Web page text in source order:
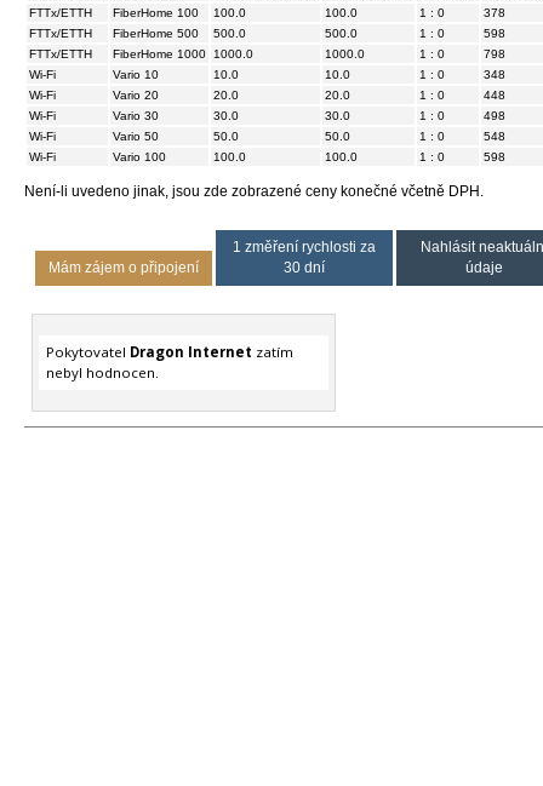
FTTx/ETTH
FiberHome 100 100.0 100.0 1 : 0
378
FTTx/ETTH
FiberHome 500 500.0 500.0 1 : 0
598
FTTx/ETTH
FiberHome 1000 1000.0 1000.0 1 : 0
798
Wi-Fi
Vario 10 10.0 10.0 1 : 0
348
Wi-Fi
Vario 20 20.0 20.0 1 : 0
448
Wi-Fi
Vario 30 30.0 30.0 1 : 0
498
Wi-Fi
Vario 50 50.0 50.0 1 : 0
548
Wi-Fi
Vario 100 100.0 100.0 1 : 0 598
Není-li uvedeno jinak, jsou zde zobrazené ceny konečné včetně DPH.
Mám zájem o připojení
1 změření rychlosti za
30 dní
Nahlásit
údaje
Pokytovatel Dragon Internet zatím
nebyl hodnocen.